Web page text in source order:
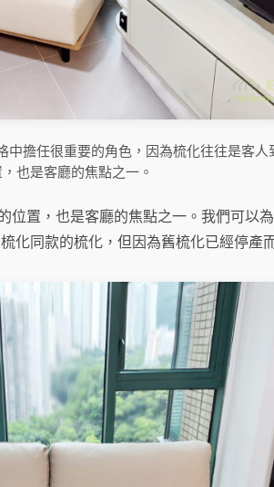
中擔任很重要的角色，因為梳化往往是客人
也是客廳的焦點之一。
置，也是客廳的焦點之一。我們可以
同款的梳化，但因為舊梳化已經停產